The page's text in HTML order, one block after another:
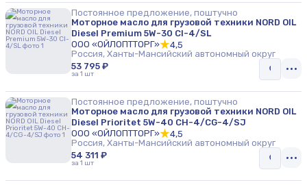
Постоянное предложение, поштучно
Моторное масло для грузовой техники NORD OIL
Diesel Premium 5W-30 CI-4/SL
ООО «ОЙЛОПТТОРГ»
4,5
Россия, Ханты-Мансийский автономный округ
53 795 ₽
за 1 шт
Постоянное предложение, поштучно
Моторное масло для грузовой техники NORD OIL
Diesel Prioritet 5W-40 CH-4/CG-4/SJ
ООО «ОЙЛОПТТОРГ»
4,5
Россия, Ханты-Мансийский автономный округ
54 311 ₽
за 1 шт